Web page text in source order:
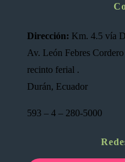
Dirección: Km. 4.5 vía
Av. León Febres
recinto ferial .
Durán, Ecuador
593 – 4 – 280-5000